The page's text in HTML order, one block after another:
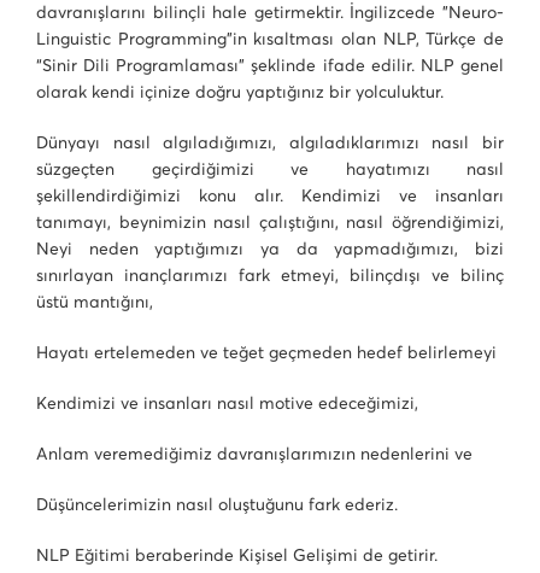
davranışlarını bilinçli hale getirmektir. İngilizcede "Neuro-
Linguistic Programming"in kısaltması olan NLP, Türkçe de
“Sinir Dili Programlaması” şeklinde ifade edilir. NLP genel
olarak kendi içinize doğru yaptığınız bir yolculuktur.
Dünyayı nasıl algıladığımızı, algıladıklarımızı nasıl bir
süzgeçten geçirdiğimizi ve hayatımızı nasıl
şekillendirdiğimizi konu alır. Kendimizi ve insanları
tanımayı, beynimizin nasıl çalıştığını, nasıl öğrendiğimizi,
Neyi neden yaptığımızı ya da yapmadığımızı, bizi
sınırlayan inançlarımızı fark etmeyi, bilinçdışı ve bilinç
üstü mantığını,
Hayatı ertelemeden ve teğet geçmeden hedef belirlemeyi
Kendimizi ve insanları nasıl motive edeceğimizi,
Anlam veremediğimiz davranışlarımızın nedenlerini ve
Düşüncelerimizin nasıl oluştuğunu fark ederiz.
NLP Eğitimi beraberinde Kişisel Gelişimi de getirir.